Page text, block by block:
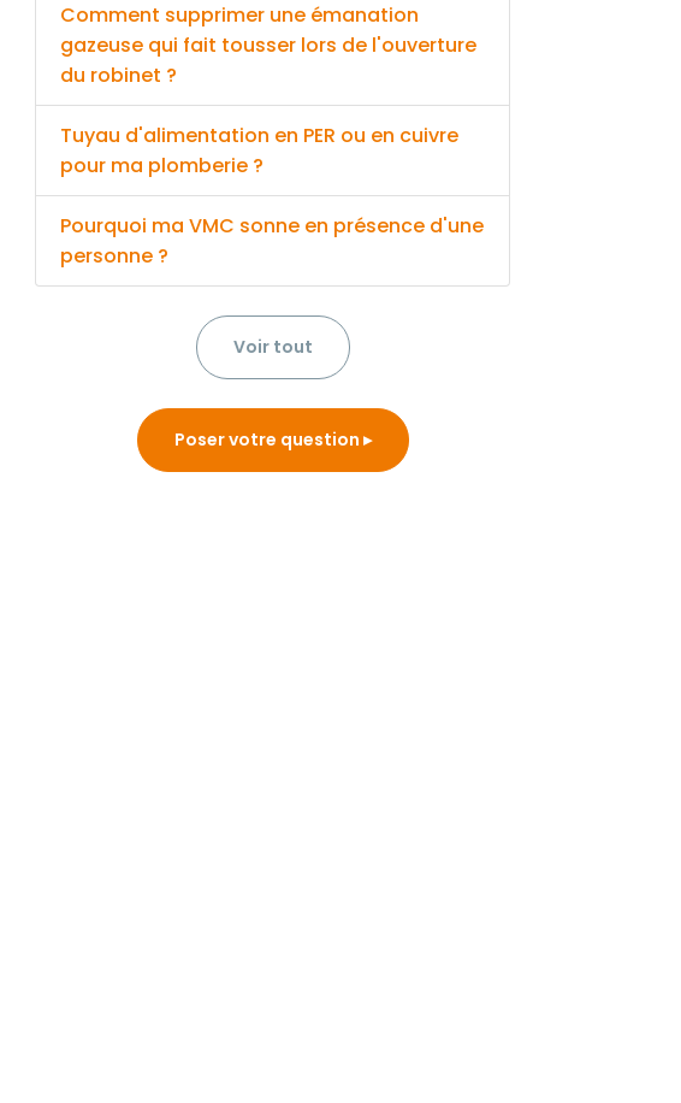
Comment supprimer une émanation
gazeuse qui fait tousser lors de l'ouverture
du robinet ?
Tuyau d'alimentation en PER ou en cuivre
pour ma plomberie ?
Pourquoi ma VMC sonne en présence d'une
personne ?
Voir tout
Poser votre question